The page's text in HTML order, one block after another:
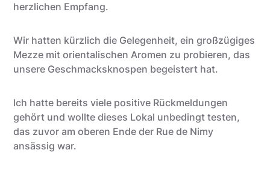
herzlichen Empfang.
Wir hatten kürzlich die Gelegenheit, ein großzügiges
Mezze mit orientalischen Aromen zu probieren, das
unsere Geschmacksknospen begeistert hat.
Ich hatte bereits viele positive Rückmeldungen
gehört und wollte dieses Lokal unbedingt testen,
das zuvor am oberen Ende der Rue de Nimy
ansässig war.